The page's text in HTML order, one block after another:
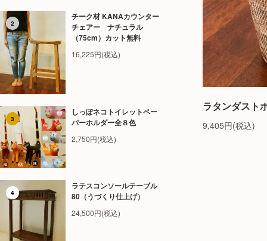
2
チーク材 KANAカウンター
チェアー ナチュラル
（75cm）カット無料
16,225円(税込)
3
しっぽネコトイレットペー
パーホルダー全８色
2,750円(税込)
4
ラテスコンソールテーブル
80（うづくり仕上げ）
24,500円(税込)
ラタンダスト
9,405円(税込)